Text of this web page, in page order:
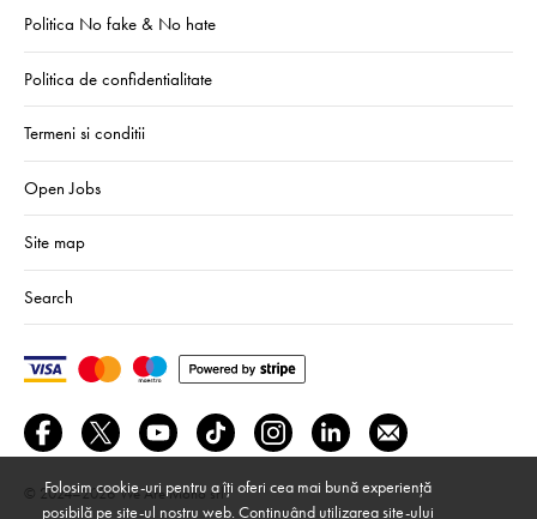
Politica No fake & No hate
Politica de confidentialitate
Termeni si conditii
Open Jobs
Site map
Search
© 2024–2026 We Are Mono srl
Folosim cookie-uri pentru a îți oferi cea mai bună experiență
posibilă pe site-ul nostru web. Continuând utilizarea site-ului